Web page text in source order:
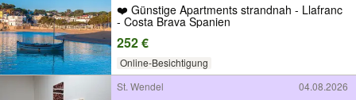
❤️ Günstige Apartments strandnah - Llafranc
- Costa Brava Spanien
252 €
Online-Besichtigung
St. Wendel
04.08.2026